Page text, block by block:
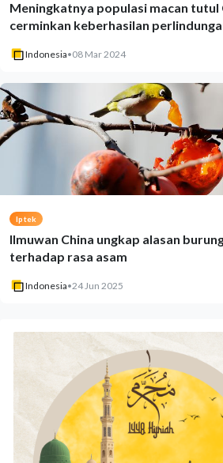
Meningkatnya populasi macan tutul
cerminkan keberhasilan
Indonesia•08 Mar 2024
Iptek
Ilmuwan China ungkap alasan
terhadap rasa asam
Indonesia•24 Jun 2025